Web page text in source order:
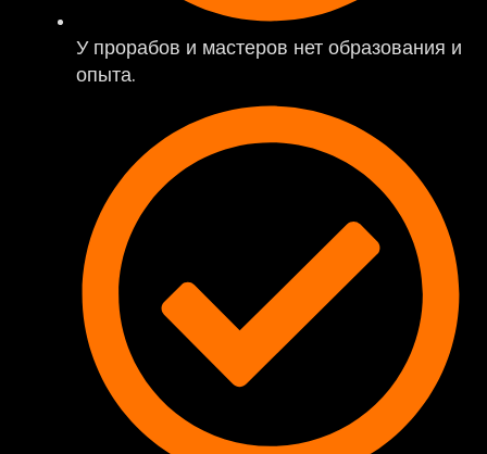
У прорабов и мастеров нет образования и
опыта.